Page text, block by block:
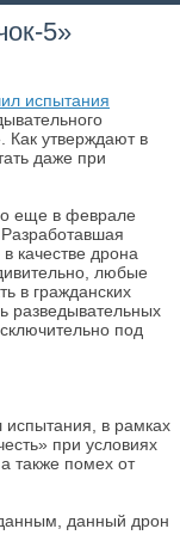
5»
Как утверждают в
даже при
еще в феврале
качестве дрона
любые
в гражданских
разведывательных
под
испытания, в рамках
при условиях
также помех от
данный дрон